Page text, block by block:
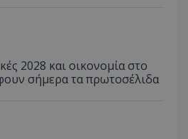
2028 και οικονομία στο
σήμερα τα πρωτοσέλιδα